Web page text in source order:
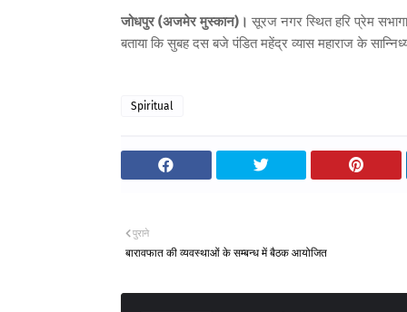
जोधपुर (अजमेर मुस्कान)। सूरज नगर स्थित हरि प्रेम
बताया कि सुबह दस बजे पंडित महेंद्र व्यास महाराज के
Spiritual
पुराने
बारावफात की व्यवस्थाओं के सम्बन्ध में बैठक आयोजित